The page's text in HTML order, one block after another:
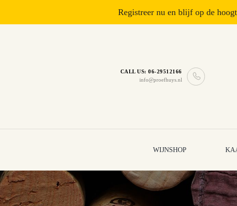
CALL US: 06-29512166
info@proefhuys.nl
WIJNSHOP
Registreer nu en blijf op de